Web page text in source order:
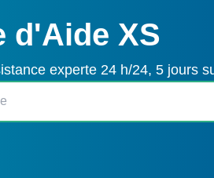
d'Aide XS
experte 24 h/24, 5 jours